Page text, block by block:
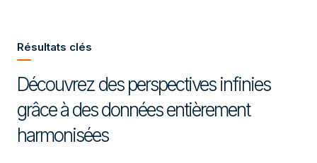
Résultats clés
Découvrez des perspectives infinies
grâce à des données entièrement
harmonisées